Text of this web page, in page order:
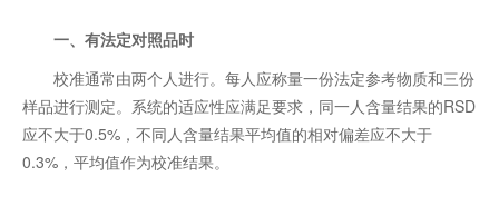
一、有法定对照品时
校准通常由两个人进行。每人应称量一份法定参考物质和三份
样品进行测定。系统的适应性应满足要求，同一人含量结果的RSD
应不大于0.5%，不同人含量结果平均值的相对偏差应不大于
0.3%，平均值作为校准结果。